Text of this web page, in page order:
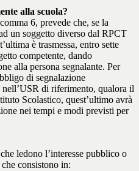
alla scuola?
6, prevede che, se la
un soggetto diverso dal RPCT
è trasmessa, entro sette
competente, dando
alla persona segnalante. Per
di segnalazione
di riferimento, qualora il
Scolastico, quest’ultimo avrà
nei tempi e modi previsti per
ledono l’interesse pubblico o
consistono in: